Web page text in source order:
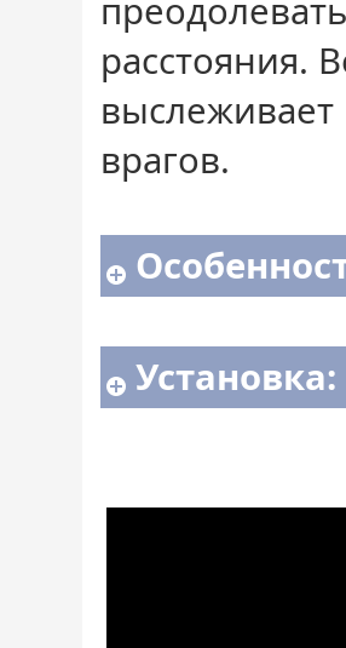
расстояния.
врагов.
Установка: